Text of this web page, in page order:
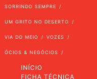
SORRINDO SEMPRE
UM GRITO NO DESERTO
VIA DO MEIO VOZES
ÓCIOS & NEGÓCIOS
INÍCIO
FICHA TÉCNICA